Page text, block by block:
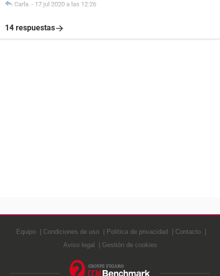
Carla. - 17 jul 2020 a las 12:26
14 respuestas
Equipo Condiciones de uso Política de privacidad
Contacto
Aviso legal
Gestión de cookies